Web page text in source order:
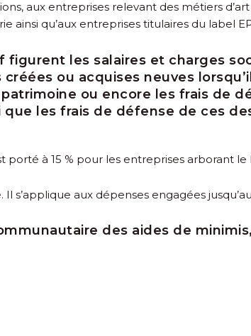
aux entreprises relevant des métiers
ainsi qu’aux entreprises titulaires du label
figurent les salaires et charges
ou acquises neuves
ou encore les frais de
les frais de défense de ces
porté à 15 % pour les entreprises arborant le
aux dépenses engagées
des aides de